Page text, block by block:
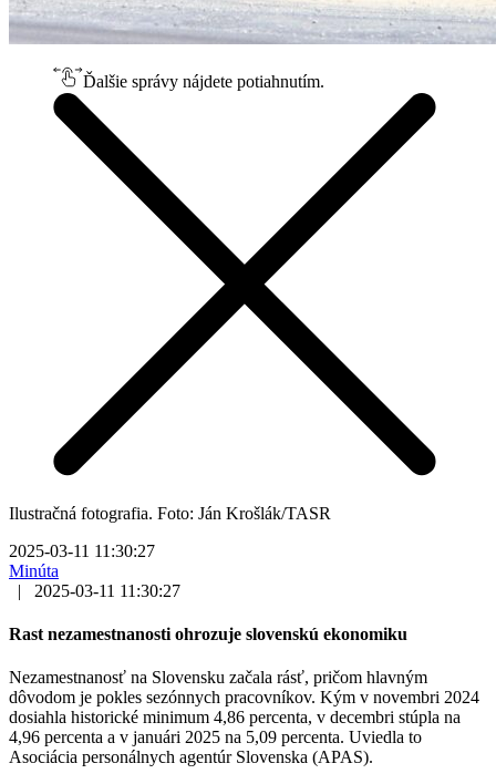
Ďalšie správy nájdete potiahnutím.
Ilustračná fotografia. Foto: Ján Krošlák/TASR
2025-03-11 11:30:27
Minúta
|
2025-03-11 11:30:27
Rast nezamestnanosti ohrozuje slovenskú ekonomiku
Nezamestnanosť na Slovensku začala rásť, pričom hlavným
dôvodom je pokles sezónnych pracovníkov. Kým v novembri 2024
dosiahla historické minimum 4,86 percenta, v decembri stúpla na
4,96 percenta a v januári 2025 na 5,09 percenta. Uviedla to
Asociácia personálnych agentúr Slovenska (APAS).